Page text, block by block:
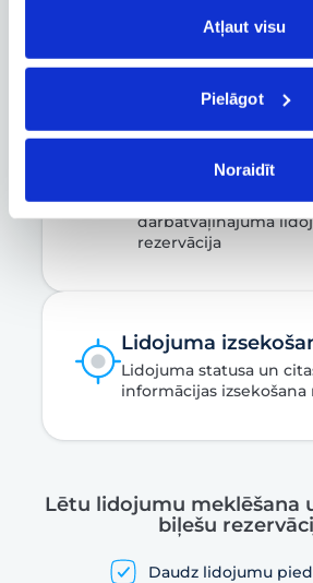
Atļaut visu
Pielāgot
Noraidīt
Rezervācijas
citas svarīgas funkcijas
Biznesa konts
Biznesa, dienesta un
darbatvaļinājuma
rezervācija
Lidojuma
Lidojuma statusa un
informācijas izsekošana
Lētu lidojumu meklēšana
biļešu
Daudz lidojumu